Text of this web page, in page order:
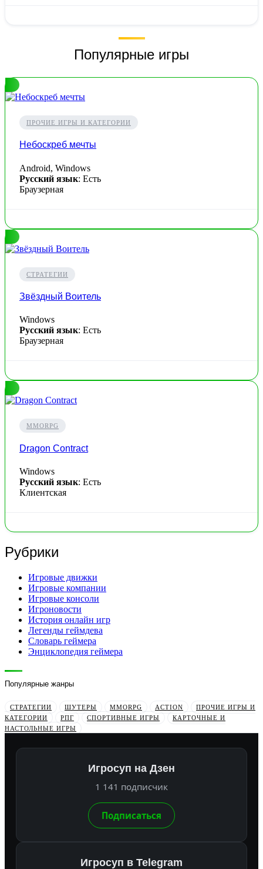
Популярные игры
ПРОЧИЕ ИГРЫ И КАТЕГОРИИ
Небоскреб мечты
Android, Windows
Русский язык: Есть
Браузерная
СТРАТЕГИИ
Звёздный Воитель
Windows
Русский язык: Есть
Браузерная
MMORPG
Dragon Contract
Windows
Русский язык: Есть
Клиентская
Рубрики
Игровые движки
Игровые компании
Игровые консоли
Игроновости
История онлайн игр
Легенды геймдева
Словарь геймера
Энциклопедия геймера
Популярные жанры
СТРАТЕГИИ ШУТЕРЫ MMORPG ACTION
ПРОЧИЕ ИГРЫ И
КАТЕГОРИИ
РПГ СПОРТИВНЫЕ ИГРЫ
КАРТОЧНЫЕ И
НАСТОЛЬНЫЕ ИГРЫ
Игросуп на Дзен
1 141 подписчик
Подписаться
Игросуп в Telegram